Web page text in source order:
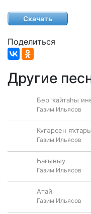
Скачать
Поделиться
Другие
Бер ҡайтаһы
Газим Ильясов
Күгәрсен яҡтары
Газим Ильясов
Һағыныу
Газим Ильясов
Атай
Газим Ильясов